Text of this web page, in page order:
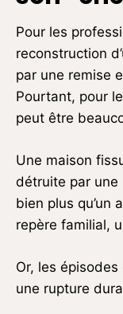
Pour les
reconstruction
par une remise
Pourtant, pour
peut être
Une maison
détruite par une
bien plus qu’un
repère familial,
Or, les
une rupture